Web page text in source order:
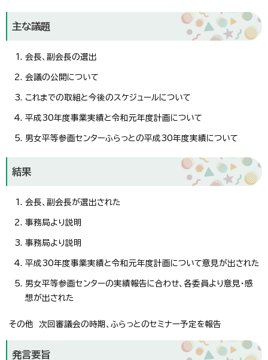
主な議題
会長、副会長の選出
会議の公開について
これまでの取組と今後のスケジュールについて
平成30年度事業実績と令和元年度計画について
男女平等参画センターふらっとの平成30年度実績について
結果
会長、副会長が選出された
事務局より説明
事務局より説明
平成30年度事業実績と令和元年度計画について意見が出された
男女平等参画センターの実績報告に合わせ、各委員より意見・感
想が出された
その他 次回審議会の時期、ふらっとのセミナー予定を報告
発言要旨